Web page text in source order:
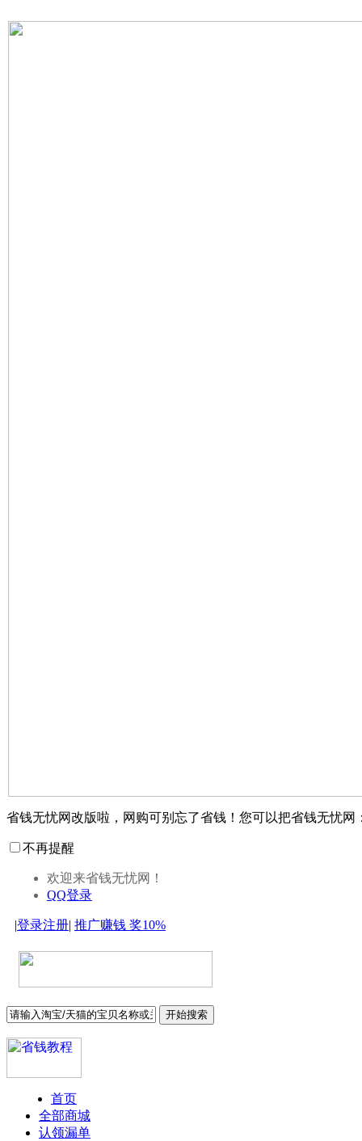
省钱无忧网改版啦，网购可别忘了省钱！您可以把省钱无忧网
不再提醒
欢迎来省钱无忧网！
QQ登录
|登录注册| 推广赚钱 奖10%
开始搜索
首页
全部商城
认领漏单